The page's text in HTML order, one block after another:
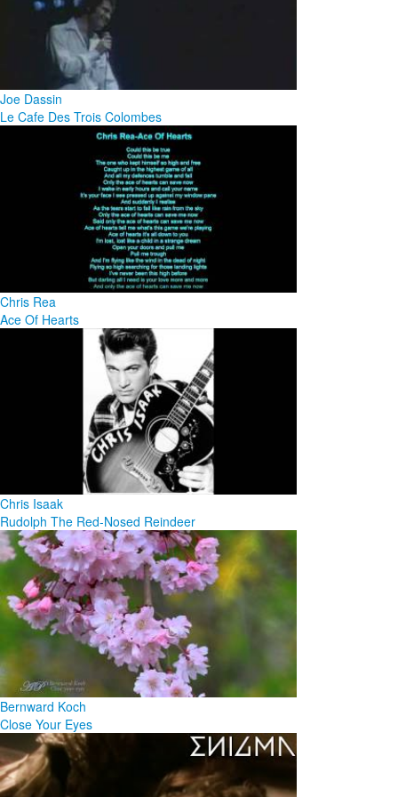
Joe Dassin
Le Cafe Des Trois Colombes
Chris Rea
Ace Of Hearts
Chris Isaak
Rudolph The Red-Nosed Reindeer
Bernward Koch
Close Your Eyes